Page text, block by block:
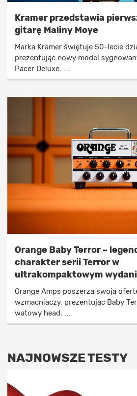
Kramer przedstawia
gitarę Maliny Moye
Marka Kramer świętuje 50-lecie
prezentując nowy model
Pacer Deluxe. ...
Orange Baby Terror –
charakter serii Terror w
ultrakompaktowym
Orange Amps poszerza swoją
wzmacniaczy, prezentując Baby
watowy head, ...
NAJNOWSZE TESTY